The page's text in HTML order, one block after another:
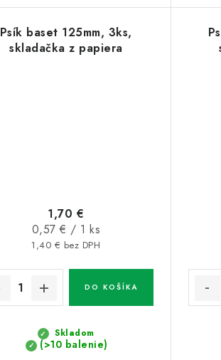
Psík baset 125mm, 3ks,
skladačka z papiera
Skladom
(>10 balenie)
1,40 € bez DPH
1,70 €
Jednotková
cena:
0,57 € / 1 ks
DO KOŠÍKA